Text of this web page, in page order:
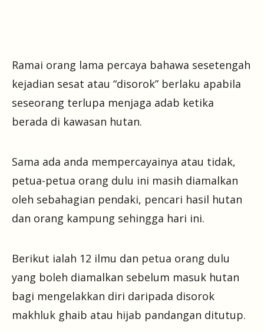
Ramai orang lama percaya bahawa sesetengah
kejadian sesat atau “disorok” berlaku apabila
seseorang terlupa menjaga adab ketika
berada di kawasan hutan.
Sama ada anda mempercayainya atau tidak,
petua-petua orang dulu ini masih diamalkan
oleh sebahagian pendaki, pencari hasil hutan
dan orang kampung sehingga hari ini.
Berikut ialah 12 ilmu dan petua orang dulu
yang boleh diamalkan sebelum masuk hutan
bagi mengelakkan diri daripada disorok
makhluk ghaib atau hijab pandangan ditutup.